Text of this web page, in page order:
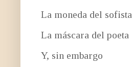
La moneda del sofista
La máscara del poeta
Y, sin embargo